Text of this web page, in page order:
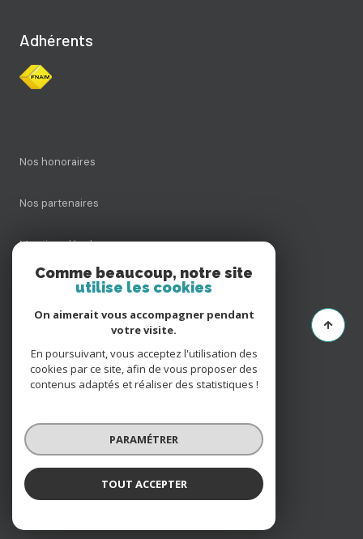
Adhérents
Nos honoraires
Nos partenaires
Mentions légales
Cookies
© 2026 | Tous droits réservés
Réalisé par
Comme beaucoup, notre site
utilise les cookies
On aimerait vous accompagner pendant
votre visite.
En poursuivant, vous acceptez l'utilisation des
cookies par ce site, afin de vous proposer des
contenus adaptés et réaliser des statistiques !
PARAMÉTRER
TOUT ACCEPTER